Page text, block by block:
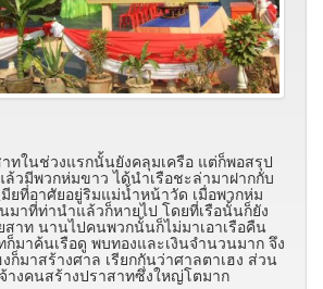
ทในช่วงแรกนั้นยังคลุมเครือ แต่ก็พอสรุป
วมีพวกห่มขาว ได้นำเรือชะล่ามาฝากกับ
มียที่อาศัยอยู่ริมแม่น้ำหน้าวัด เมื่อพวกห่ม
มาที่ท่านำแล้วก็หายไป โดยที่เรือนั้นก็ยัง
สาท นานไปคนพวกนั้นก็ไม่มาเอาเรือคืน
ก็มาค้นเรือดู พบทองและเงินจำนวนมาก จึง
ก็มาสร้างศาล เรียกกันว่าศาลตาเฮง ส่วน
างคนสร้างปราสาทซึ่งใหญ่โตมาก